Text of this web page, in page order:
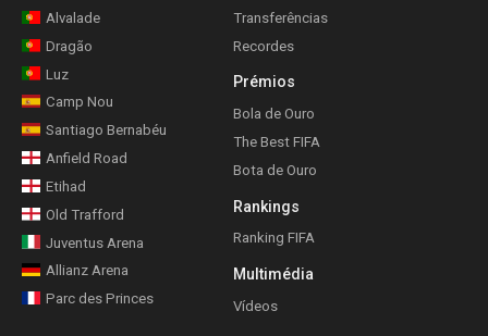
Alvalade
Dragão
Luz
Camp Nou
Santiago Bernabéu
Anfield Road
Etihad
Old Trafford
Juventus Arena
Allianz Arena
Parc des Princes
Transferências
Recordes
Prémios
Bola de Ouro
The Best FIFA
Bota de Ouro
Rankings
Ranking FIFA
Multimédia
Vídeos